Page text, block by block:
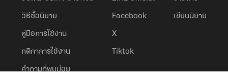
วิธีซื้อนิยาย
คู่มือการใช้งาน
กติกาการใช้งาน
คำถามที่พบบ่อย
Facebook
X
Tiktok
เขียนนิยาย